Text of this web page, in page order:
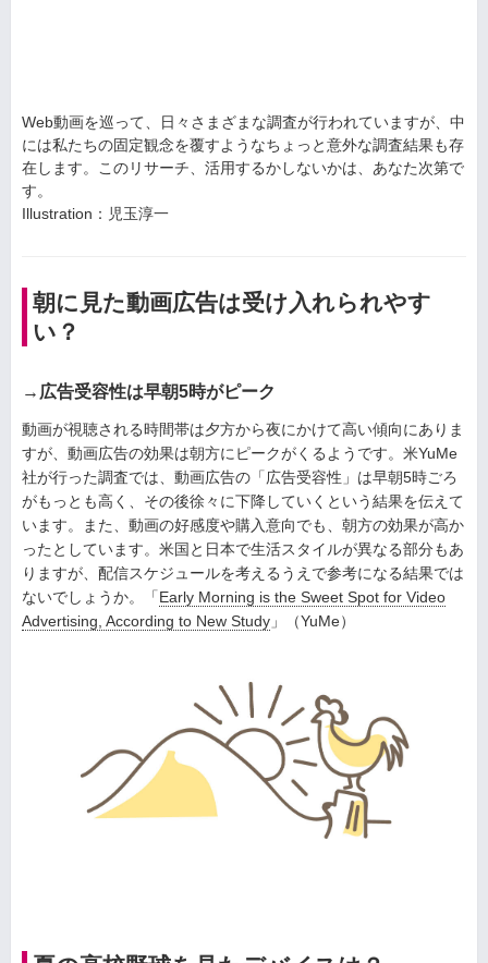
Web動画を巡って、日々さまざまな調査が行われていますが、中
には私たちの固定観念を覆すようなちょっと意外な調査結果も存
在します。このリサーチ、活用するかしないかは、あなた次第で
す。
Illustration：児玉淳一
朝に見た動画広告は受け入れられやす
い？
→広告受容性は早朝5時がピーク
動画が視聴される時間帯は夕方から夜にかけて高い傾向にありま
すが、動画広告の効果は朝方にピークがくるようです。米YuMe
社が行った調査では、動画広告の「広告受容性」は早朝5時ごろ
がもっとも高く、その後徐々に下降していくという結果を伝えて
います。また、動画の好感度や購入意向でも、朝方の効果が高か
ったとしています。米国と日本で生活スタイルが異なる部分もあ
りますが、配信スケジュールを考えるうえで参考になる結果では
ないでしょうか。「Early Morning is the Sweet Spot for Video
Advertising, According to New Study 」（YuMe）